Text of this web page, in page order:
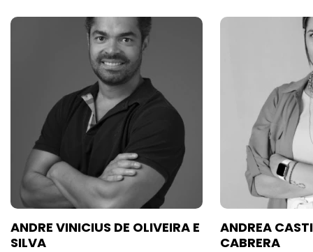
ANDRE VINICIUS DE OLIVEIRA E
SILVA
ANDREA
CABRERA